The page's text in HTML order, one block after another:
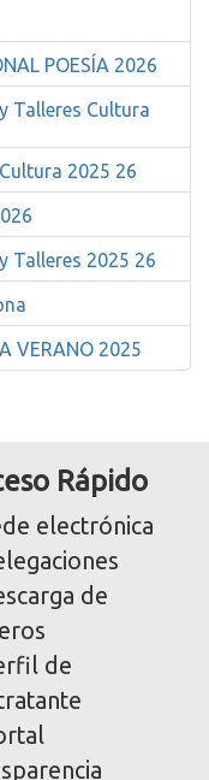
POESÍA 2026
Talleres Cultura
2025 26
Talleres 2025 26
VERANO 2025
Rápido
electrónica
de
de